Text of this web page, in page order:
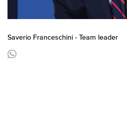
Saverio Franceschini - Team leader